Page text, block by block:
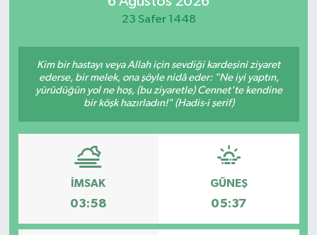
23 Safer 1448
Kim bir hastayı veya Allah için sevdiği kardeşini ziyaret
ederse, bir melek, ona şöyle nidâ eder: "Ne iyi yaptın,
yürüdüğün yol ne hoş, (bu ziyaretle) Cennet'te kendine
bir köşk hazırladın!" (Hadis-i şerif)
İMSAK
03:58
GÜNEŞ
05:37
Sağlık
Siyaset
Spor
Gizlilik Sözleşmesi